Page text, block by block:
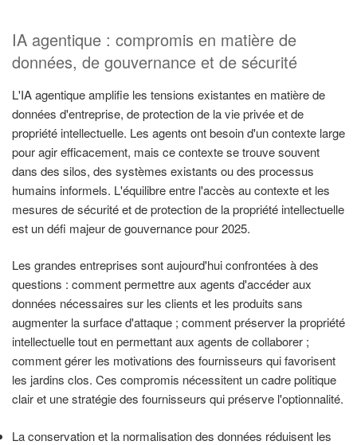
IA agentique : compromis en matière de
données, de gouvernance et de sécurité
L'IA agentique amplifie les tensions existantes en matière de
données d'entreprise, de protection de la vie privée et de
propriété intellectuelle. Les agents ont besoin d'un contexte large
pour agir efficacement, mais ce contexte se trouve souvent
dans des silos, des systèmes existants ou des processus
humains informels. L'équilibre entre l'accès au contexte et les
mesures de sécurité et de protection de la propriété intellectuelle
est un défi majeur de gouvernance pour 2025.
Les grandes entreprises sont aujourd'hui confrontées à des
questions : comment permettre aux agents d'accéder aux
données nécessaires sur les clients et les produits sans
augmenter la surface d'attaque ; comment préserver la propriété
intellectuelle tout en permettant aux agents de collaborer ;
comment gérer les motivations des fournisseurs qui favorisent
les jardins clos. Ces compromis nécessitent un cadre politique
clair et une stratégie des fournisseurs qui préserve l'optionnalité.
La conservation et la normalisation des données réduisent les